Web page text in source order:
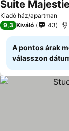
Kiadó ház/apartman
Árak megjelenítése
9,3 Kiváló 43
A pontos árak
válasszon